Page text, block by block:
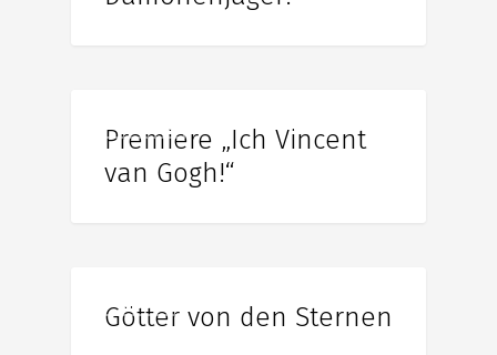
Premiere „Ich Vincent
van Gogh!“
Götter von den Sternen